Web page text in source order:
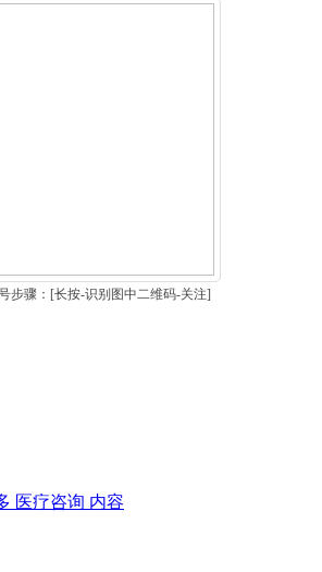
步骤：[长按-识别图中二维码-关注]
医疗咨询 内容